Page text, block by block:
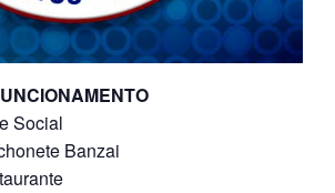
Social
Banzai